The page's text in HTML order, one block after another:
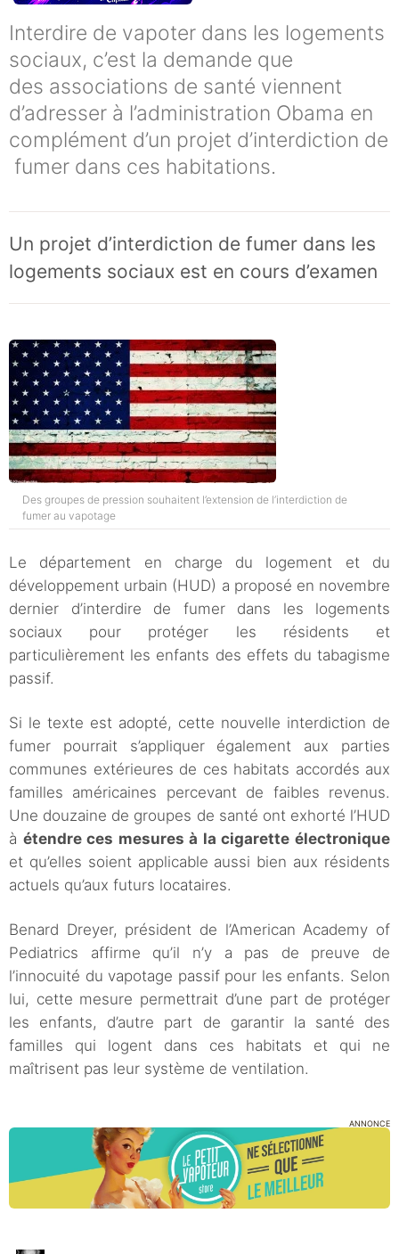
Interdire de vapoter dans les logements
sociaux, c’est la demande que
des associations de santé viennent
d’adresser à l’administration Obama en
complément d’un projet d’interdiction de
fumer dans ces habitations.
Un projet d’interdiction de fumer dans les
logements sociaux est en cours d’examen
Des groupes de pression souhaitent l’extension de l’interdiction de
fumer au vapotage
Le département en charge du logement et du
développement urbain (HUD) a proposé en novembre
dernier d’interdire de fumer dans les logements
sociaux pour protéger les résidents et
particulièrement les enfants des effets du tabagisme
passif.
Si le texte est adopté, cette nouvelle interdiction de
fumer pourrait s’appliquer également aux parties
communes extérieures de ces habitats accordés aux
familles américaines percevant de faibles revenus.
Une douzaine de groupes de santé ont exhorté l’HUD
à étendre ces mesures à la cigarette électronique
et qu’elles soient applicable aussi bien aux résidents
actuels qu’aux futurs locataires.
Benard Dreyer, président de l’American Academy of
Pediatrics affirme qu’il n’y a pas de preuve de
l’innocuité du vapotage passif pour les enfants. Selon
lui, cette mesure permettrait d’une part de protéger
les enfants, d’autre part de garantir la santé des
familles qui logent dans ces habitats et qui ne
maîtrisent pas leur système de ventilation.
ANNONCE